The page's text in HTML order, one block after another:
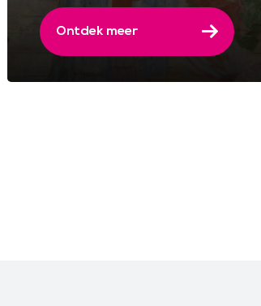
Ontdek meer